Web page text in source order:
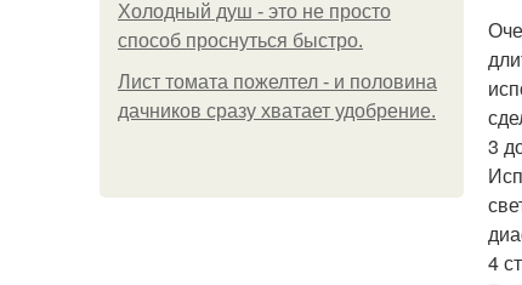
Холодный душ - это не просто
способ проснуться быстро.
Лист томата пожелтел - и половина
дачников сразу хватает удобрение.
3
4